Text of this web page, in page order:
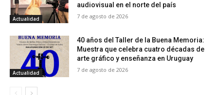
Actualidad
audiovisual en el norte del país
7 de agosto de 2026
Actualidad
40 años del Taller de la Buena Memoria:
Muestra que celebra cuatro décadas de
arte gráfico y enseñanza en Uruguay
7 de agosto de 2026